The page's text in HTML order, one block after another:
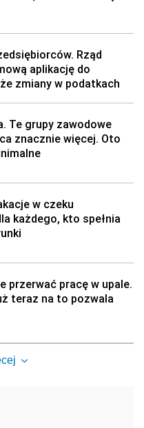
Rząd
aplikację do
zmiany w podatkach
Te grupy zawodowe
znacznie więcej. Oto
w czeku
każdego, kto spełnia
przerwać pracę w upale.
teraz na to pozwala